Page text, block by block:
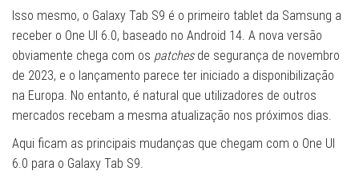
Isso mesmo, o Galaxy Tab S9 é o primeiro tablet da Samsung a
receber o One UI 6.0, baseado no Android 14. A nova versão
obviamente chega com os patches de segurança de novembro
de 2023, e o lançamento parece ter iniciado a disponibilização
na Europa. No entanto, é natural que utilizadores de outros
mercados recebam a mesma atualização nos próximos dias.
Aqui ficam as principais mudanças que chegam com o One UI
6.0 para o Galaxy Tab S9.